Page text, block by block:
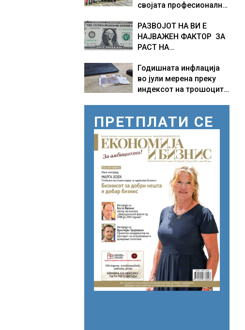
СЛОВЕНИЈА
својата професионална
Логистичкиот центар во
Куманово
РАЗВОЈОТ НА ВИ Е
НАЈВАЖЕН ФАКТОР ЗА
РАСТ НА
ЕКОНОМИЈА
Годишната инфлација
во јули мерена преку
индексот на трошоците
ПРЕТПЛАТИ СЕ